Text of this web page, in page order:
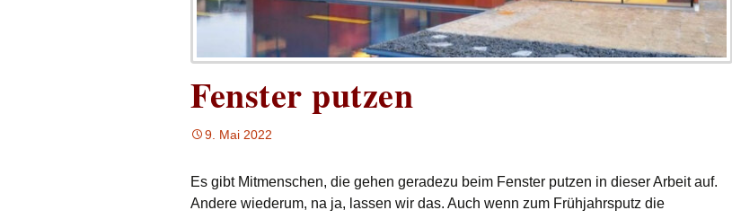
Fenster putzen
9. Mai 2022
Es gibt Mitmenschen, die gehen geradezu beim Fenster putzen in dieser Arbeit auf.
Andere wiederum, na ja, lassen wir das. Auch wenn zum Frühjahrsputz die